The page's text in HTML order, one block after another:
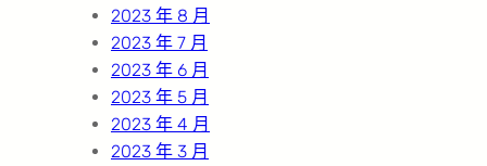
2023 年 8 月
2023 年 7 月
2023 年 6 月
2023 年 5 月
2023 年 4 月
2023 年 3 月